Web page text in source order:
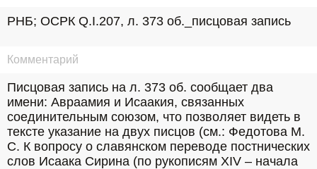
РНБ; ОСРК Q.I.207, л. 373 об._писцовая запись
Комментарий
Писцовая запись на л. 373 об. сообщает два
имени: Авраамия и Исаакия, связанных
соединительным союзом, что позволяет видеть в
тексте указание на двух писцов (см.: Федотова М.
С. К вопросу о славянском переводе постнических
слов Исаака Сирина (по рукописям XIV – начала